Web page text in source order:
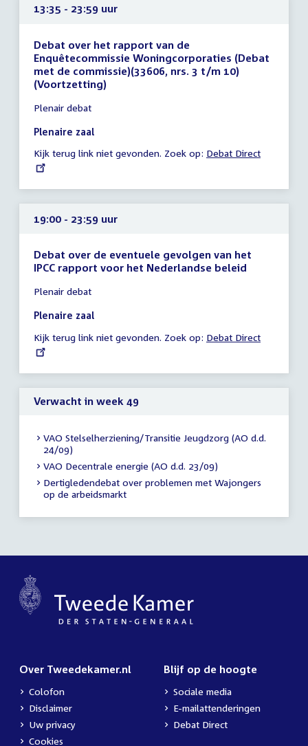
13:35 - 23:59 uur
Debat over het rapport van de
Enquêtecommissie Woningcorporaties (Debat
met de commissie)(33606, nrs. 3 t/m 10)
(Voortzetting)
vergadering
13:35
23:59
uur
Plenair debat
Plenaire zaal
Kijk terug link niet gevonden. Zoek op: External
Debat Direct
19:00 - 23:59 uur
Debat over de eventuele gevolgen van het
IPCC rapport voor het Nederlandse beleid
vergadering
19:00
23:59
uur
Plenair debat
Plenaire zaal
Kijk terug link niet gevonden. Zoek op: External
Debat Direct
Verwacht in week 49
VAO Stelselherziening/Transitie Jeugdzorg (AO d.d.
24/09)
VAO Decentrale energie (AO d.d. 23/09)
Dertigledendebat over problemen met Wajongers
op de arbeidsmarkt
Over Tweedekamer.nl
Colofon
Disclaimer
Uw privacy
Cookies
Blijf op de hoogte
Sociale media
E-mailattenderingen
Debat Direct